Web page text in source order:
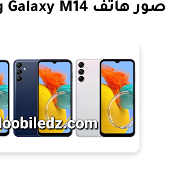
صور هاتف Samsung Galaxy M14